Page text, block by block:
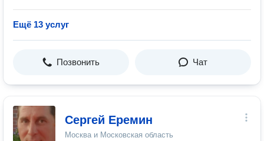
Ещё 13 услуг
Позвонить Чат
Сергей Еремин
Москва и Московская область